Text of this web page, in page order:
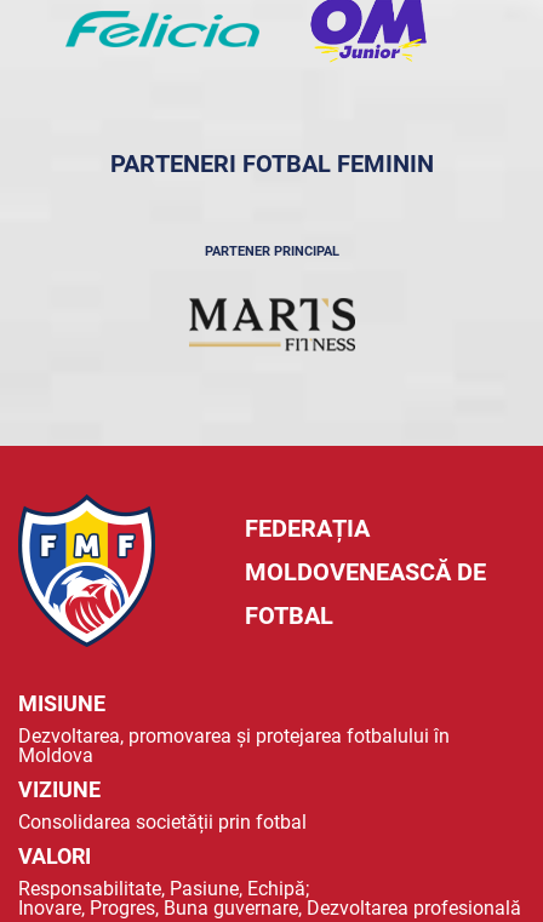
PARTENERI FOTBAL FEMININ
PARTENER PRINCIPAL
FEDERAȚIA
MOLDOVENEASCĂ DE
FOTBAL
MISIUNE
Dezvoltarea, promovarea și protejarea fotbalului în
Moldova
VIZIUNE
Consolidarea societății prin fotbal
VALORI
Responsabilitate, Pasiune, Echipă;
Inovare, Progres, Buna guvernare, Dezvoltarea profesională